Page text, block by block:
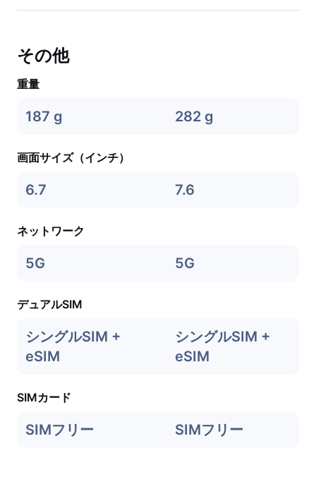
その他
重量
187 g 282 g
画面サイズ（インチ）
6.7 7.6
ネットワーク
5G 5G
デュアルSIM
シングルSIM +
eSIM
シングルSIM +
eSIM
SIMカード
SIMフリー SIMフリー